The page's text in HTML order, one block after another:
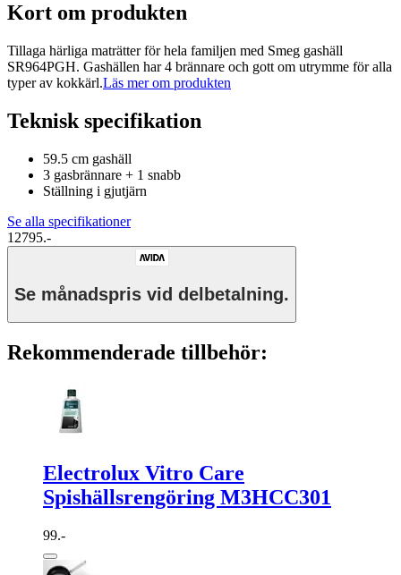
Kort om produkten
Tillaga härliga maträtter för hela familjen med Smeg gashäll
SR964PGH. Gashällen har 4 brännare och gott om utrymme för alla
typer av kokkärl.Läs mer om produkten
Teknisk specifikation
59.5 cm gashäll
3 gasbrännare + 1 snabb
Ställning i gjutjärn
Se alla specifikationer
12795.-
Se månadspris vid delbetalning.
Rekommenderade tillbehör:
Electrolux Vitro Care
Spishällsrengöring M3HCC301
99.-